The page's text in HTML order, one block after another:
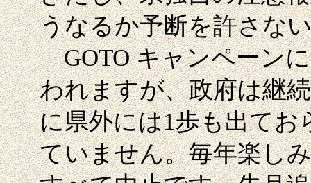
うなるか予断を許さな
GOTO キャンペーンに
われますが、政府は継
に県外には1歩も出てお
ていません。毎年楽し